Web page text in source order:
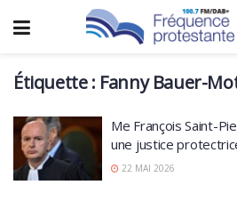
Étiquette : Fanny Bauer-
Me François Saint-
une justice
22 MAI 2026